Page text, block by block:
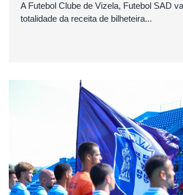
A Futebol Clube de Vizela, Futebol SAD
totalidade da receita de bilheteira...